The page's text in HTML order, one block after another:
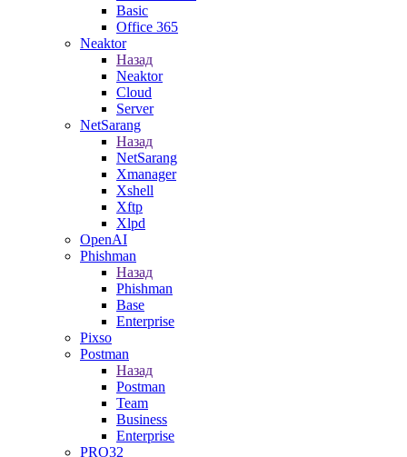
Basic
Office 365
Neaktor
Назад
Neaktor
Cloud
Server
NetSarang
Назад
NetSarang
Xmanager
Xshell
Xftp
Xlpd
OpenAI
Phishman
Назад
Phishman
Base
Enterprise
Pixso
Postman
Назад
Postman
Team
Business
Enterprise
PRO32